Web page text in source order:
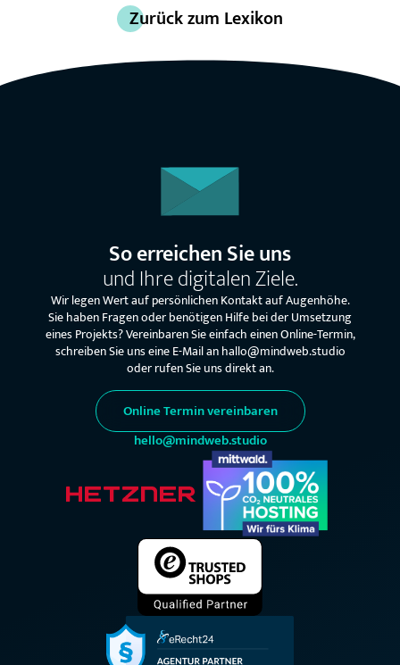
Zurück zum Lexikon
So erreichen Sie uns
und Ihre digitalen Ziele.
Wir legen Wert auf persönlichen Kontakt auf Augenhöhe.
Sie haben Fragen oder benötigen Hilfe bei der Umsetzung
eines Projekts? Vereinbaren Sie einfach einen Online-Termin,
schreiben Sie uns eine E-Mail an hallo@mindweb.studio
oder rufen Sie uns direkt an.
Online Termin vereinbaren
hello@mindweb.studio